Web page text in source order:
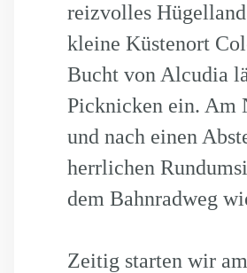
reizvolles
kleine Küstenort
Bucht von Alcudia
Picknicken ein. Am
und nach einen
herrlichen
dem Bahnradweg
Zeitig starten wir